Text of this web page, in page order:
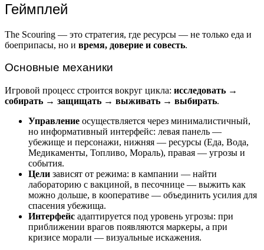
Геймплей
The Scouring — это стратегия, где ресурсы — не только еда и
боеприпасы, но и время, доверие и совесть.
Основные механики
Игровой процесс строится вокруг цикла: исследовать →
собирать → защищать → выживать → выбирать.
Управление осуществляется через минималистичный,
но информативный интерфейс: левая панель —
убежище и персонажи, нижняя — ресурсы (Еда, Вода,
Медикаменты, Топливо, Мораль), правая — угрозы и
события.
Цели зависят от режима: в кампании — найти
лабораторию с вакциной, в песочнице — выжить как
можно дольше, в кооперативе — объединить усилия для
спасения убежища.
Интерфейс адаптируется под уровень угрозы: при
приближении врагов появляются маркеры, а при
кризисе морали — визуальные искажения.